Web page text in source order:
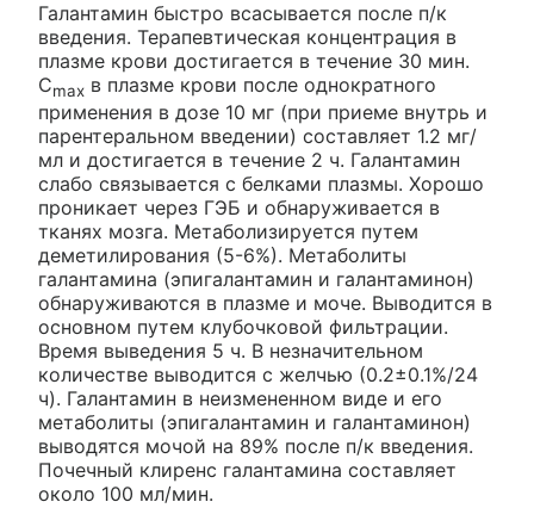
Галантамин быстро всасывается после п/к
введения. Терапевтическая концентрация в
плазме крови достигается в течение 30 мин.
Cmax в плазме крови после однократного
применения в дозе 10 мг (при приеме внутрь и
парентеральном введении) составляет 1.2 мг/
мл и достигается в течение 2 ч. Галантамин
слабо связывается с белками плазмы. Хорошо
проникает через ГЭБ и обнаруживается в
тканях мозга. Метаболизируется путем
деметилирования (5-6%). Метаболиты
галантамина (эпигалантамин и галантаминон)
обнаруживаются в плазме и моче. Выводится в
основном путем клубочковой фильтрации.
Время выведения 5 ч. В незначительном
количестве выводится с желчью (0.2±0.1%/24
ч). Галантамин в неизмененном виде и его
метаболиты (эпигалантамин и галантаминон)
выводятся мочой на 89% после п/к введения.
Почечный клиренс галантамина составляет
около 100 мл/мин.